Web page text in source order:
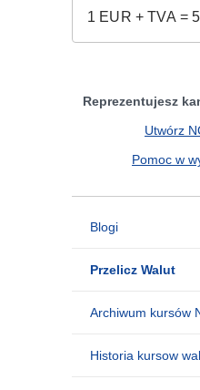
Reprezentujesz
Utwórz
Pomoc w
Blogi
Przelicz Walut
Archiwum kursów
Historia kursow